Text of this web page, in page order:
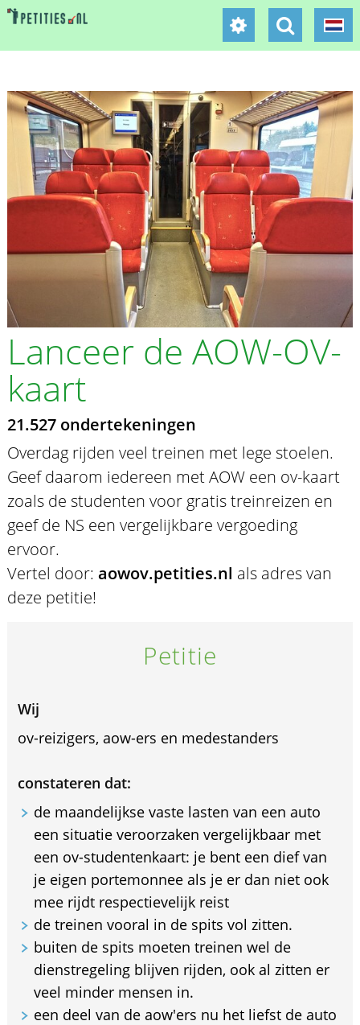
Lanceer de AOW-OV-
kaart
21.527 ondertekeningen
Overdag rijden veel treinen met lege stoelen.
Geef daarom iedereen met AOW een ov-kaart
zoals de studenten voor gratis treinreizen en
geef de NS een vergelijkbare vergoeding
ervoor.
Vertel door: aowov.petities.nl als adres van
deze petitie!
Petitie
Wij
ov-reizigers, aow-ers en medestanders
constateren dat:
de maandelijkse vaste lasten van een auto
een situatie veroorzaken vergelijkbaar met
een ov-studentenkaart: je bent een dief van
je eigen portemonnee als je er dan niet ook
mee rijdt respectievelijk reist
de treinen vooral in de spits vol zitten.
buiten de spits moeten treinen wel de
dienstregeling blijven rijden, ook al zitten er
veel minder mensen in.
een deel van de aow'ers nu het liefst de auto